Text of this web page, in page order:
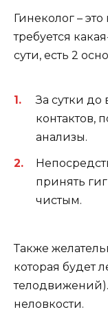
Гинеколог –
требуется
сути, есть 2
За сутки до
контактов,
анализы.
принять
чистым.
Также
которая будет
неловкости.